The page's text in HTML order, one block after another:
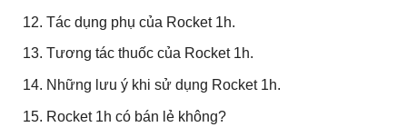
Tác dụng phụ của Rocket 1h.
Tương tác thuốc của Rocket 1h.
Những lưu ý khi sử dụng Rocket 1h.
Rocket 1h có bán lẻ không?